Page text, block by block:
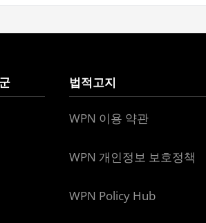
법적고지
WPN 이용 약관
WPN 개인정보 보호정책
WPN Policy Hub